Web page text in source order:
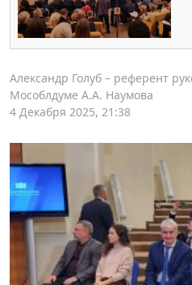
Александр Голуб – референт
Мособлдуме А.А. Наумова
4 Декабря 2025, 21:38